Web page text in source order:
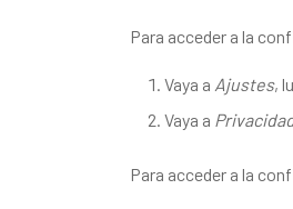
Para acceder a la
Vaya a Ajustes,
Vaya a
Para acceder a la